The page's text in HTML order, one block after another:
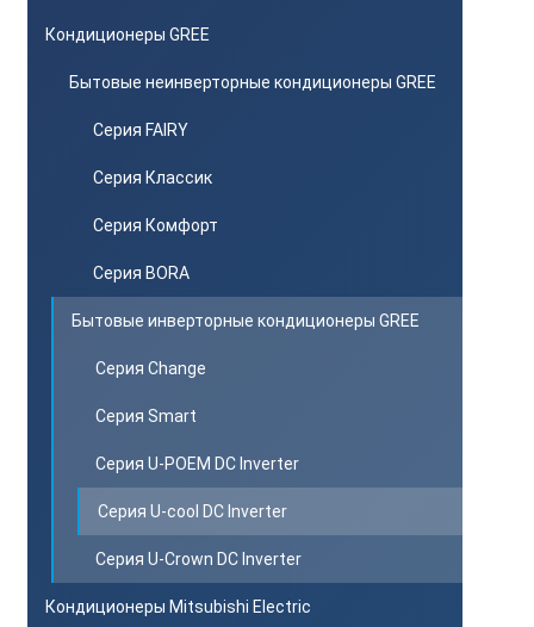
Кондиционеры GREE
Бытовые неинверторные кондиционеры GREE
Серия FAIRY
Серия Классик
Серия Комфорт
Серия BORA
Бытовые инверторные кондиционеры GREE
Серия Change
Серия Smart
Серия U-POEM DC Inverter
Серия U-cool DC Inverter
Серия U-Crown DC Inverter
Кондиционеры Mitsubishi Electric